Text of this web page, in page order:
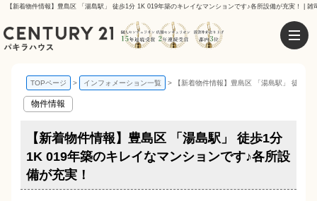
【新着物件情報】豊島区 「湯島駅」 徒歩1分 1K 019年築のキレイなマンションです♪各所設備が充実！ |
TOPページ インフォメーション一覧 【新着物件情報】豊島区 「湯島駅」 徒歩1
物件情報
【新着物件情報】豊島区 「湯島駅」 徒歩1分
1K 019年築のキレイなマンションです♪各所設
備が充実！